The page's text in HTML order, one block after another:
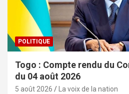
POLITIQUE
Togo : Compte rendu du
du 04 août 2026
5 août 2026 La voix de la nation